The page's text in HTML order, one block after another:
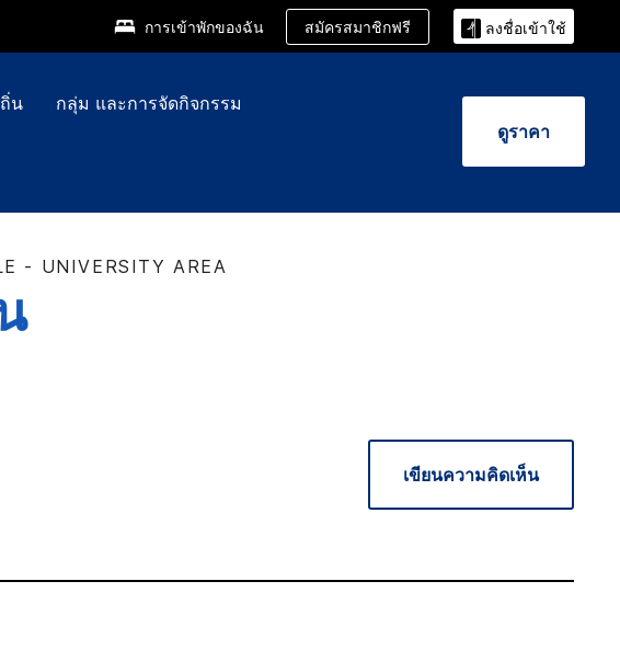
การเข้าพักของฉัน สมัครสมาชิกฟรี ลงชื่อเข้าใช้
น กลุ่ม และการจัดกิจกรรม
ดูราคา
- UNIVERSITY AREA
เขียนความคิดเห็น